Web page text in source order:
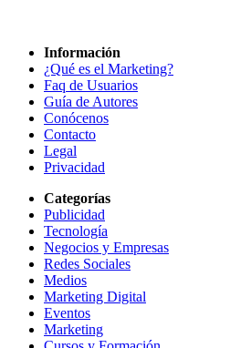
Información
¿Qué es el Marketing?
Faq de Usuarios
Guía de Autores
Conócenos
Contacto
Legal
Privacidad
Categorías
Publicidad
Tecnología
Negocios y Empresas
Redes Sociales
Medios
Marketing Digital
Eventos
Marketing